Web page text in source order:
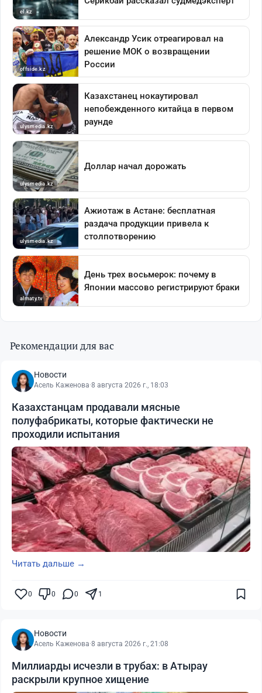
Рекомендации для вас
Новости
Асель Каженова·8 августа 2026 г., 18:03
Казахстанцам продавали мясные
полуфабрикаты, которые фактически не
проходили испытания
Читать дальше →
0 0 0 1
Новости
Асель Каженова·8 августа 2026 г., 21:08
Миллиарды исчезли в трубах: в Атырау
раскрыли крупное хищение